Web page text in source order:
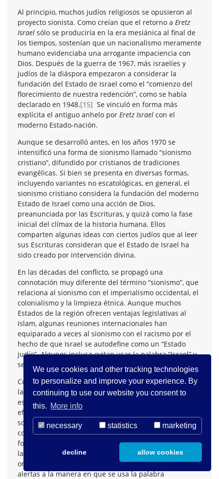
We use cookies and other tracking technologies
to personalize and improve your experience. By
continuing to use our website you consent to
this. More info
necessary statistics marketing
decline allow cookies
Al principio, muchos judíos religiosos se opusieron al
proyecto sionista. Como creían que el retorno a Eretz
Israel sólo se produciría en la era mesiánica al final de
los tiempos, sostenían que un nacionalismo meramente
humano evidenciaba una arrogante impaciencia con
Dios. Después de la guerra de 1967, más israelíes y
judíos de la diáspora empezaron a considerar la
fundación del Estado de Israel como el “comienzo del
florecimiento de nuestra redención”, como se había
declarado en 1948.[15] Se vinculó en forma más
explícita el antiguo anhelo por Eretz Israel con el
moderno Estado-nación.
Aunque se desarrolló antes, en los años 1970 se
intensificó una forma de sionismo llamado “sionismo
cristiano”, difundido por cristianos de tradiciones
evangélicas. Si bien se presenta en diversas formas,
incluyendo variantes no escatológicas, en general, el
sionismo cristiano considera la fundación del moderno
Estado de Israel como una acción de Dios,
preanunciada por las Escrituras, y quizá como la fase
inicial del clímax de la historia humana. Ellos
comparten algunas ideas con ciertos judíos que al leer
sus Escrituras consideran que el Estado de Israel ha
sido creado por intervención divina.
En las décadas del conflicto, se propagó una
connotación muy diferente del término “sionismo”, que
relaciona al sionismo con el imperialismo occidental, el
colonialismo y la limpieza étnica. Aunque muchos
Estados de la región ofrecen ventajas legislativas al
Islam, algunas reuniones internacionales han
equiparado a veces al sionismo con el racismo por el
hecho de que Israel se autodefine como un “Estado
judío”. Algunos incluso evitan usar la palabra “Israel” y
se refieren en cambio a “la entidad sionista”.
Con todas estas asociaciones contradictorias, no llama
la atención que el uso de la palabra “sionismo” como
eslogan, en forma positiva o negativa, provoque un
efecto inmediatamente polarizador en las discusiones
sobre el Medio Oriente. La palabra se volvió tan
confusa que, por ejemplo, algunos dan por sentado, en
forma incorrecta, que el sionismo es incompatible con
la fundación de un Estado palestino. Aconsejamos a las
organizaciones miembros que estén particularmente
alertas a la manera en que se usa la palabra